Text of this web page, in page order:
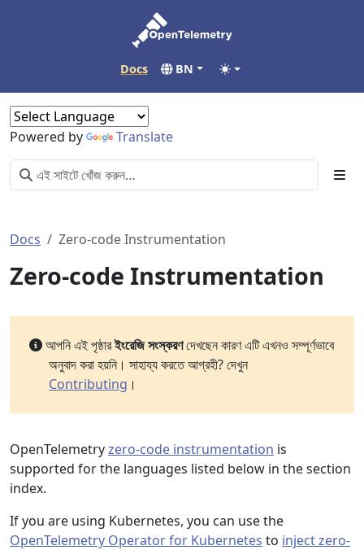
Docs BN
Powered by Translate
Docs Zero-code Instrumentation
Zero-code Instrumentation
আপনি এই পৃষ্ঠারইংরেজি সংস্করণদেখছেন কারণ এটি এখনও সম্পূর্ণভাবে
অনুবাদ করা হয়নি। সাহায্য করতে আগ্রহী? দেখুন
Contributing ।
OpenTelemetryzero-code instrumentation is
supported for the languages listed below in the section
index.
If you are using Kubernetes, you can use the
OpenTelemetry Operator for Kubernetes to inject zero-